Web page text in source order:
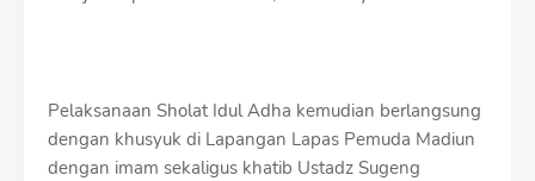
Pelaksanaan Sholat Idul Adha kemudian berlangsung
dengan khusyuk di Lapangan Lapas Pemuda Madiun
dengan imam sekaligus khatib Ustadz Sugeng